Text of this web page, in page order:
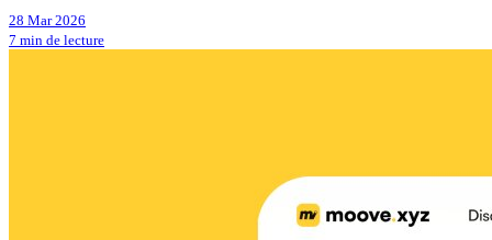
28 Mar 2026
7 min de lecture